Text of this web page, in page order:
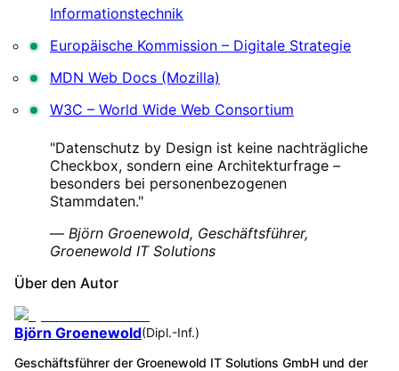
Informationstechnik
Europäische Kommission – Digitale Strategie
MDN Web Docs (Mozilla)
W3C – World Wide Web Consortium
"Datenschutz by Design ist keine nachträgliche
Checkbox, sondern eine Architekturfrage –
besonders bei personenbezogenen
Stammdaten."
— Björn Groenewold, Geschäftsführer,
Groenewold IT Solutions
Über den Autor
Björn Groenewold(Dipl.-Inf.)
Geschäftsführer der Groenewold IT Solutions GmbH und der